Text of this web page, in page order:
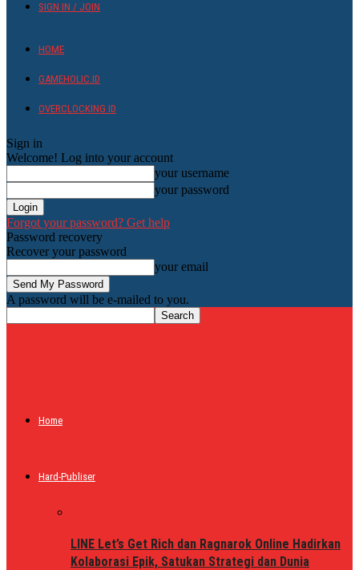
SIGN IN / JOIN
HOME
GAMEHOLIC.ID
OVERCLOCKING ID
Sign in
Welcome! Log into your account
your username
your password
Forgot your password? Get help
Password recovery
Recover your password
your email
A password will be e-mailed to you.
Home
Hard-Publiser
LINE Let’s Get Rich dan Ragnarok Online Hadirkan
Kolaborasi Epik, Satukan Strategi dan Dunia